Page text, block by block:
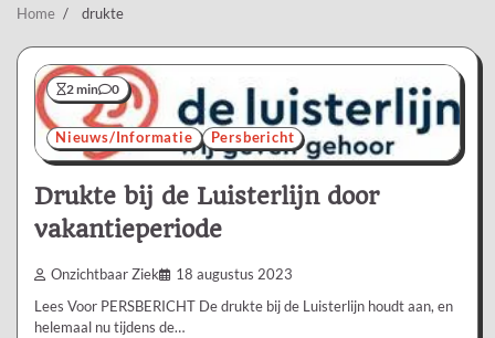
Home drukte
2 min 0
Nieuws/Informatie Persbericht
Drukte bij de Luisterlijn door
vakantieperiode
Onzichtbaar Ziek 18 augustus 2023
Lees Voor PERSBERICHT De drukte bij de Luisterlijn houdt aan, en
helemaal nu tijdens de…